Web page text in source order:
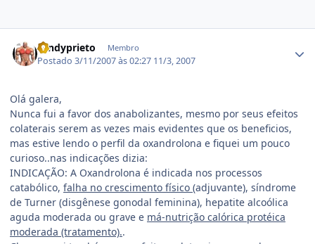
rondyprieto Membro
Postado3/11/2007 às 02:27 11/3, 2007
Olá galera,
Nunca fui a favor dos anabolizantes, mesmo por seus efeitos
colaterais serem as vezes mais evidentes que os beneficios,
mas estive lendo o perfil da oxandrolona e fiquei um pouco
curioso..nas indicações dizia:
INDICAÇÃO: A Oxandrolona é indicada nos processos
catabólico, falha no crescimento físico (adjuvante), síndrome
de Turner (disgênese gonodal feminina), hepatite alcoólica
aguda moderada ou grave e má-nutrição calórica protéica
moderada (tratamento)..